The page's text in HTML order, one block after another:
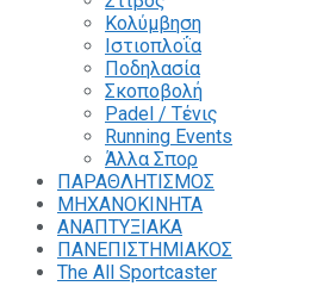
Κολύμβηση
Ιστιοπλοΐα
Ποδηλασία
Σκοποβολή
Padel / Τένις
Running Events
Άλλα Σπορ
ΠΑΡΑΘΛΗΤΙΣΜΟΣ
ΜΗΧΑΝΟΚΙΝΗΤΑ
ΑΝΑΠΤΥΞΙΑΚΑ
ΠΑΝΕΠΙΣΤΗΜΙΑΚΟΣ
The All Sportcaster